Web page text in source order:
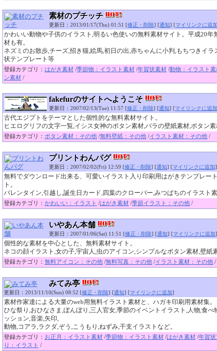
素材のプチッチ
更新日：2013/01/17(Thu) 01:51 [修正・削除] [通知] [マイリンクに追
かわいい動物や子供のイラスト,明るい色使いの無料素材サイト。平成20年
材も有。
ネズミのお散歩,チーズ,招き猫,絵馬,初日の出,赤ちゃんに小判,もちつきイラ
状テンプレート等
登録カテゴリ： はがき素材 /季節物：イラスト素材 /年賀状素材 /動物：イラスト
ン素材 /
fakefurのサイトへようこそ
更新日：2007/02/13(Tue) 11:57 [修正・削除] [通知] [マイリンクに追加
古代エジプトをテーマとした個性的な無料素材サイト。
ヒエログリフの文字一覧,イシス女神のボタン素材,バラの壁紙素材,ボタン
登録カテゴリ： ボタン素材：その他 /無料壁紙：その他 /イラスト素材：その他 /
プリントわんパグ
更新日：2007/02/02(Fri) 12:59 [修正・削除] [通知] [マイリンクに追加]
無料でダウンロード出来る、可愛いイラスト入り印刷用はがきテンプレー
ト。
バレンタイン,引越し,誕生日カード,四葉のクローバー,みつばちのイラスト
登録カテゴリ： かわいい：イラスト /はがき素材 /季節イラスト：その他 /
いやあん本舗
更新日：2007/01/06(Sat) 11:51 [修正・削除] [通知] [マイリンクに追加]
個性的な素材を中心とした、無料素材サイト。
ネコの顔イラスト,女の子,宇宙人,虫のアイコン,シンプルなボタン素材,壁紙
登録カテゴリ： 無料アイコン：その他 /無料写真：その他 /イラスト素材：その他 /
みてみ亭
更新日：2013/11/10(Sun) 08:52 [修正・削除] [通知] [マイリンクに追加]
素材作家達による大量のweb用無料イラスト素材と、ハガキ印刷用素材集。
ひな祭り,おひなさま,ぼんぼり,三人官女,季節のイベントイラスト,人物,食べ
ッション,音楽,矢印,
動物,コアラ,ラクダ,ぞう,こうもり,ねずみ,干支イラストなど。
登録カテゴリ： お正月：イラスト素材 /季節物：イラスト素材 /はがき素材 /年賀
り：イラスト /